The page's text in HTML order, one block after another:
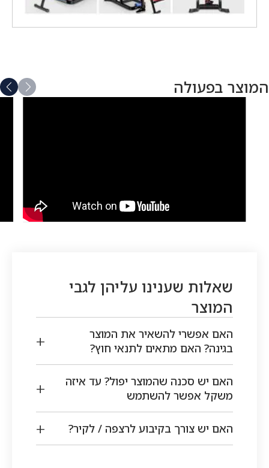
בפעולה
שאלות שענינו עליהן לגבי
המוצר
האם אפשרי להשאיר את המוצר
בגינה? האם מתאים לתנאי חוץ?
האם יש סכנה שהמוצר יפול? עד איזה
משקל אפשר להשתמש
האם יש צורך בקיבוע לרצפה / לקיר?